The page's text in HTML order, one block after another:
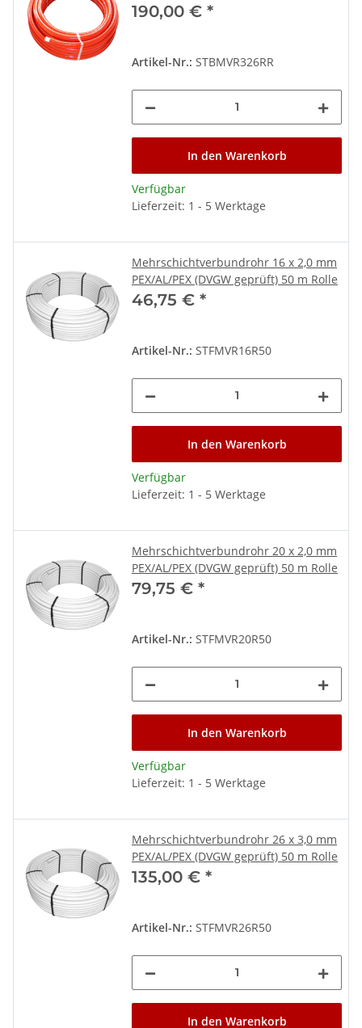
190,00 € *
Artikel-Nr.: STBMVR326RR
In den Warenkorb
Verfügbar
Lieferzeit: 1 - 5 Werktage
Mehrschichtverbundrohr 16 x 2,0 mm
PEX/AL/PEX (DVGW geprüft) 50 m Rolle
46,75 € *
Artikel-Nr.: STFMVR16R50
In den Warenkorb
Verfügbar
Lieferzeit: 1 - 5 Werktage
Mehrschichtverbundrohr 20 x 2,0 mm
PEX/AL/PEX (DVGW geprüft) 50 m Rolle
79,75 € *
Artikel-Nr.: STFMVR20R50
In den Warenkorb
Verfügbar
Lieferzeit: 1 - 5 Werktage
Mehrschichtverbundrohr 26 x 3,0 mm
PEX/AL/PEX (DVGW geprüft) 50 m Rolle
135,00 € *
Artikel-Nr.: STFMVR26R50
In den Warenkorb